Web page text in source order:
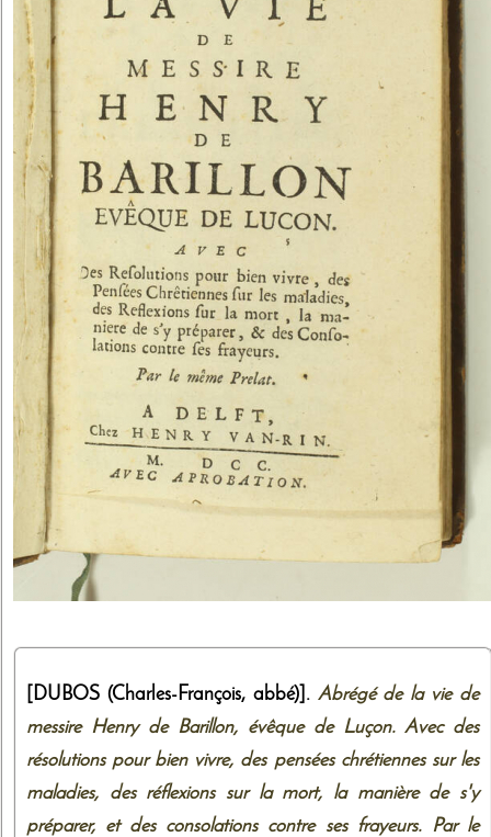
[DUBOS (Charles-François, abbé)]. Abrégé de la vie de
messire Henry de Barillon, évêque de Luçon. Avec des
résolutions pour bien vivre, des pensées chrétiennes sur les
maladies, des réflexions sur la mort, la manière de s'y
préparer, et des consolations contre ses frayeurs. Par le